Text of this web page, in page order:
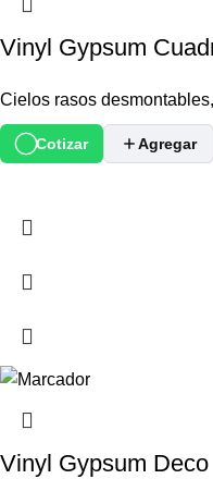
Vinyl Gypsum
Cielos rasos desmontables,
Cotizar Agregar
Vinyl Gypsum Deco